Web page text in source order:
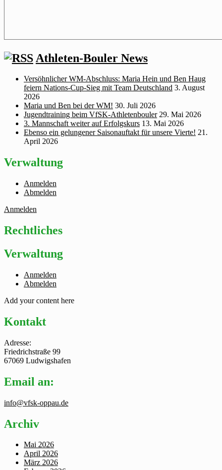
Athleten-Bouler News
Versöhnlicher WM‑Abschluss: Maria Hein und Ben Haug
feiern Nations‑Cup‑Sieg mit Team Deutschland 3. August
2026
Maria und Ben bei der WM! 30. Juli 2026
Jugendtraining beim VfSK-Athletenbouler 29. Mai 2026
3. Mannschaft weiter auf Erfolgskurs 13. Mai 2026
Ebenso ein gelungener Saisonauftakt für unsere Vierte! 21.
April 2026
Verwaltung
Anmelden
Abmelden
Anmelden
Rechtliches
Verwaltung
Anmelden
Abmelden
Add your content here
Kontakt
Adresse:
Friedrichstraße 99
67069 Ludwigshafen
Email an:
info@vfsk-oppau.de
Archiv
Mai 2026
April 2026
März 2026